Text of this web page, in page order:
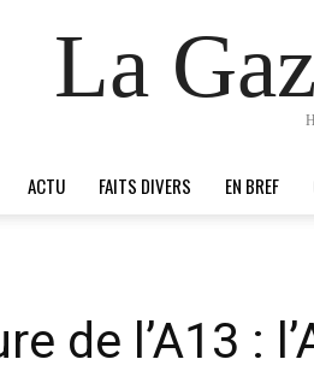
La
ACTU FAITS DIVERS EN BREF
de l’A13 :